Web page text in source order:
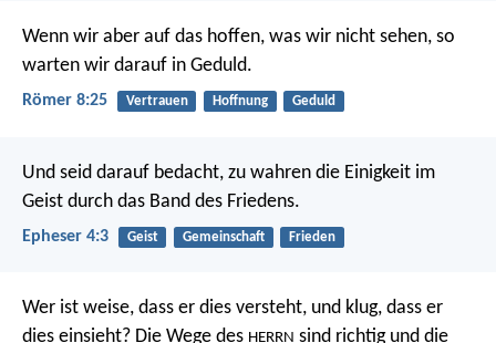
Wenn wir aber auf das hoffen, was wir nicht sehen, so
warten wir darauf in Geduld.
Römer 8:25 Vertrauen Hoffnung Geduld
Und seid darauf bedacht, zu wahren die Einigkeit im
Geist durch das Band des Friedens.
Epheser 4:3 Geist Gemeinschaft Frieden
Wer ist weise, dass er dies versteht, und klug, dass er
dies einsieht? Die Wege des HERRN sind richtig und die